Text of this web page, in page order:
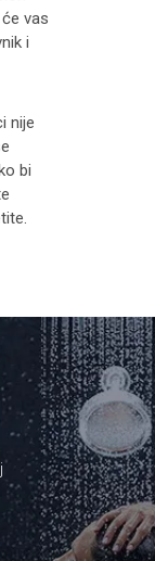
vas
i
nije
bi